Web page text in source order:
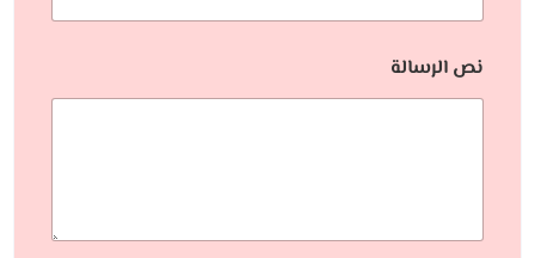
نص الرسالة